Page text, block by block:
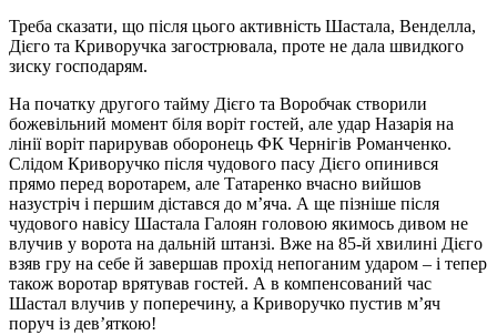
Треба сказати, що після цього активність Шастала, Венделла,
Дієго та Криворучка загострювала, проте не дала швидкого
зиску господарям.
На початку другого тайму Дієго та Воробчак створили
божевільний момент біля воріт гостей, але удар Назарія на
лінії воріт парирував оборонець ФК Чернігів Романченко.
Слідом Криворучко після чудового пасу Дієго опинився
прямо перед воротарем, але Татаренко вчасно вийшов
назустріч і першим дістався до м’яча. А ще пізніше після
чудового навісу Шастала Галоян головою якимось дивом не
влучив у ворота на дальній штанзі. Вже на 85-й хвилині Дієго
взяв гру на себе й завершав прохід непоганим ударом – і тепер
також воротар врятував гостей. А в компенсований час
Шастал влучив у поперечину, а Криворучко пустив м’яч
поруч із дев’яткою!